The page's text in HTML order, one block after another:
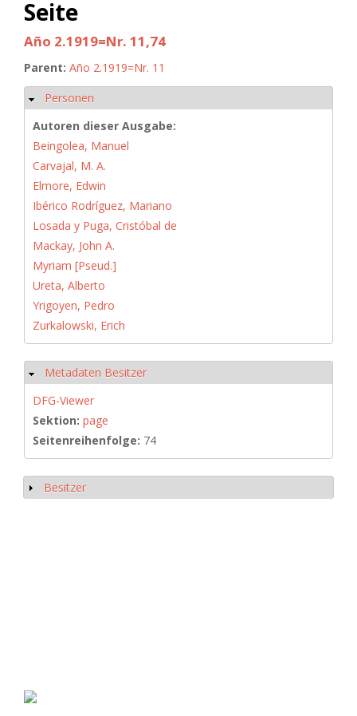
Seite
Año 2.1919=Nr. 11,74
Parent: Año 2.1919=Nr. 11
Hide
Personen
Autoren dieser Ausgabe:
Beingolea, Manuel
Carvajal, M. A.
Elmore, Edwin
Ibérico Rodríguez, Mariano
Losada y Puga, Cristóbal de
Mackay, John A.
Myriam [Pseud.]
Ureta, Alberto
Yrigoyen, Pedro
Zurkalowski, Erich
Hide
Metadaten Besitzer
DFG-Viewer
Sektion: page
Seitenreihenfolge: 74
Show
Besitzer